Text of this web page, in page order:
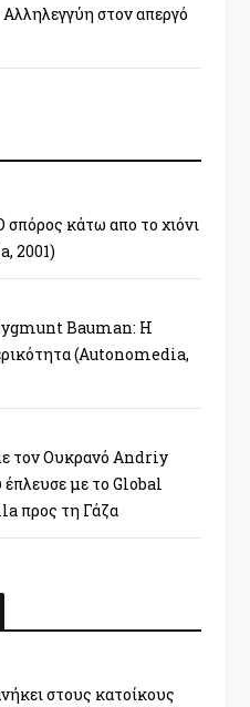
στον απεργό
κάτω απο το χιόνι
2001)
Bauman: Η
(Autonomedia,
τον Ουκρανό Andriy
με το Global
προς τη Γάζα
στους κατοίκους